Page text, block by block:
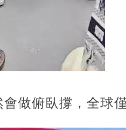
做俯臥撐，全球